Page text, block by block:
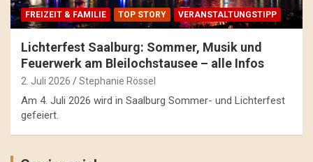
FREIZEIT & FAMILIE TOP STORY VERANSTALTUNGSTIPP
Lichterfest Saalburg: Sommer, Musik und
Feuerwerk am Bleilochstausee – alle Infos
2. Juli 2026 Stephanie Rössel
Am 4. Juli 2026 wird in Saalburg Sommer- und Lichterfest
gefeiert.